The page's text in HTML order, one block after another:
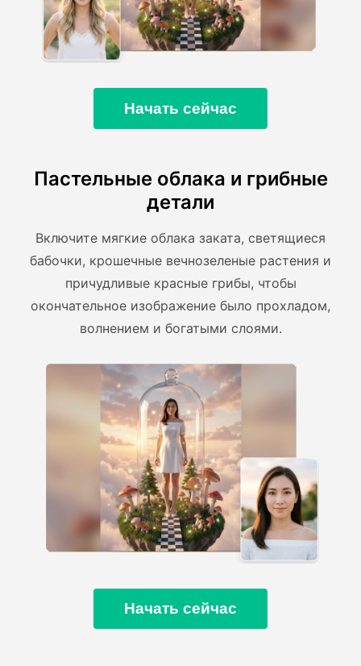
Начать сейчас
Пастельные облака и грибные
детали
Включите мягкие облака заката, светящиеся
бабочки, крошечные вечнозеленые растения и
причудливые красные грибы, чтобы
окончательное изображение было прохладом,
волнением и богатыми слоями.
Начать сейчас